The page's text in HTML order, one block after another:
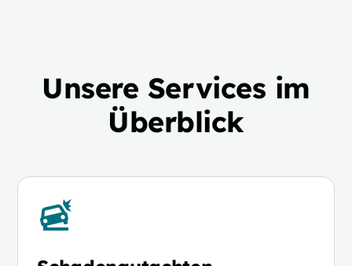
Unsere Services im
Überblick